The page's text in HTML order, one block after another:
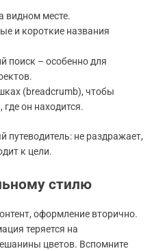
видном месте.
и короткие названия
поиск – особенно для
(breadcrumb), чтобы
где он находится.
не раздражает,
к цели.
стилю
оформление вторично.
теряется на
цветов. Вспомните